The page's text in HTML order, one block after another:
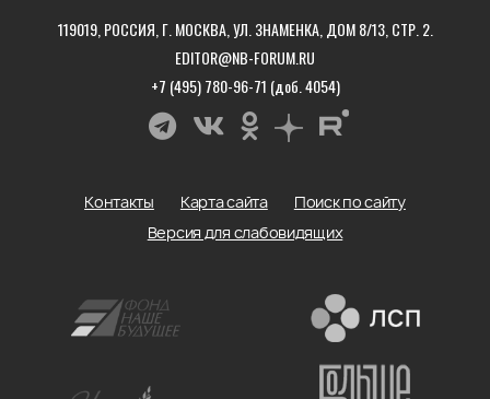
119019, РОССИЯ, Г. МОСКВА, УЛ. ЗНАМЕНКА, ДОМ 8/13, СТР. 2.
EDITOR@NB-FORUM.RU
+7 (495) 780-96-71 (доб. 4054)
Контакты Карта сайта
Поиск по сайту
Версия для слабовидящих